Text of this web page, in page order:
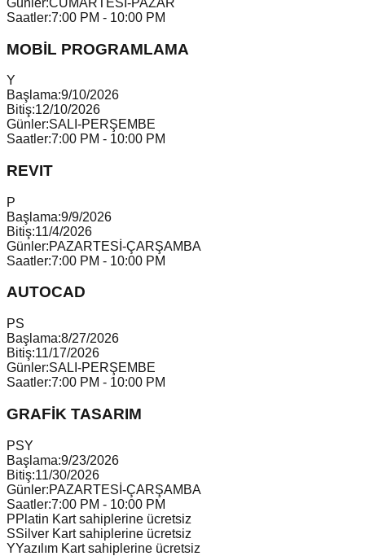
Saatler:7:00 PM - 10:00 PM
MOBİL PROGRAMLAMA
Y
Başlama:9/10/2026
Bitiş:12/10/2026
Günler:SALI-PERŞEMBE
Saatler:7:00 PM - 10:00 PM
REVIT
P
Başlama:9/9/2026
Bitiş:11/4/2026
Günler:PAZARTESİ-ÇARŞAMBA
Saatler:7:00 PM - 10:00 PM
AUTOCAD
PS
Başlama:8/27/2026
Bitiş:11/17/2026
Günler:SALI-PERŞEMBE
Saatler:7:00 PM - 10:00 PM
GRAFİK TASARIM
PSY
Başlama:9/23/2026
Bitiş:11/30/2026
Günler:PAZARTESİ-ÇARŞAMBA
Saatler:7:00 PM - 10:00 PM
PPlatin Kart sahiplerine ücretsiz
SSilver Kart sahiplerine ücretsiz
YYazılım Kart sahiplerine ücretsiz